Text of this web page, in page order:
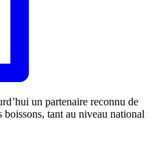
un partenaire reconnu de
tant au niveau national